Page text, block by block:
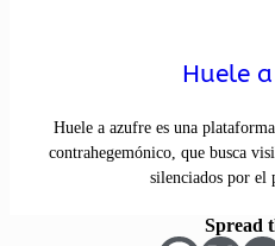
Huele
Huele a azufre es una
contrahegemónico, que busca
silenciados por el
Spread